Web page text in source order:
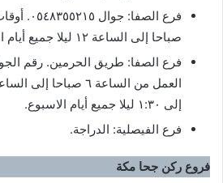
صباحا إلى الساعة ١٢ ليلا جميع أيام الاسبوع.
إلى ١:٣٠ ليلا جميع أيام الاسبوع.
فرع الفيصلية: الدراجة.
فروع ركن جحا مكة